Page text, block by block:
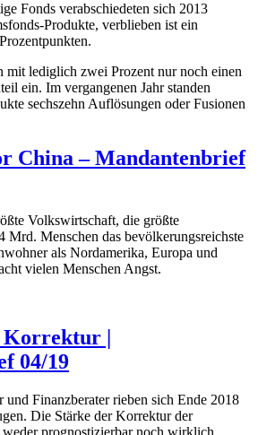
Fonds verabschiedeten sich 2013
Produkte, verblieben ist ein
mit lediglich zwei Prozent nur noch einen
ein. Im vergangenen Jahr standen
sechszehn Auflösungen oder Fusionen
China – Mandantenbrief
Volkswirtschaft, die größte
Mrd. Menschen das bevölkerungsreichste
als Nordamerika, Europa und
vielen Menschen Angst.
|
04/19
und Finanzberater rieben sich Ende 2018
Die Stärke der Korrektur der
prognostizierbar noch wirklich